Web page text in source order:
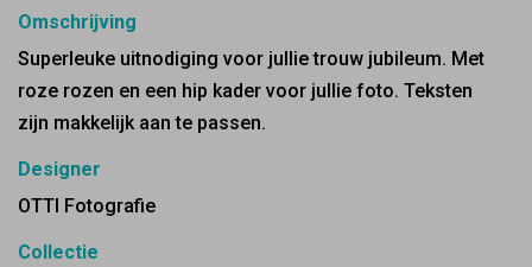
Omschrijving
Superleuke uitnodiging voor jullie trouw jubileum. Met
roze rozen en een hip kader voor jullie foto. Teksten
zijn makkelijk aan te passen.
Designer
OTTI Fotografie
Collectie